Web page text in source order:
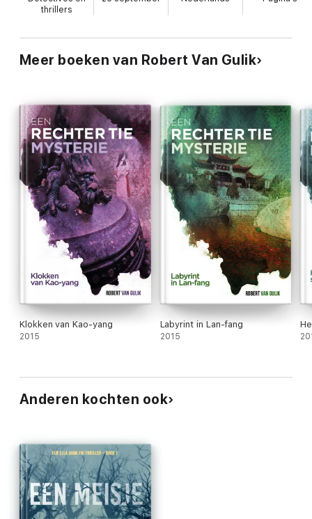
thrillers
Meer boeken van Robert Van Gulik
Klokken van Kao-yang
2015
Labyrint in Lan-fang
2015
Anderen kochten ook